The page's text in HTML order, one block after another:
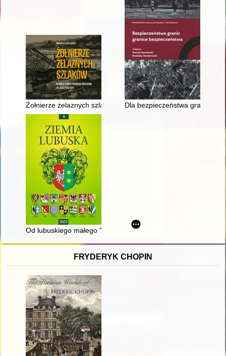
Żołnierze żelaznych szlaków : w walce o Kresy Północno-
Dla bezpieczeństwa granicy
Od lubuskiego małego "Okrągłego stołu" do VI Walnego
FRYDERYK CHOPIN